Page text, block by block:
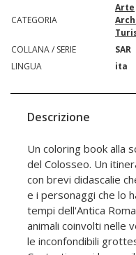
CATEGORIA
Arte
COLLANA / SERIE
SAR
LINGUA
ita
Descrizione
Un coloring book alla
del Colosseo. Un
con brevi didascalie
e i personaggi che lo
tempi dell'Antica
animali coinvolti nelle
le inconfondibili